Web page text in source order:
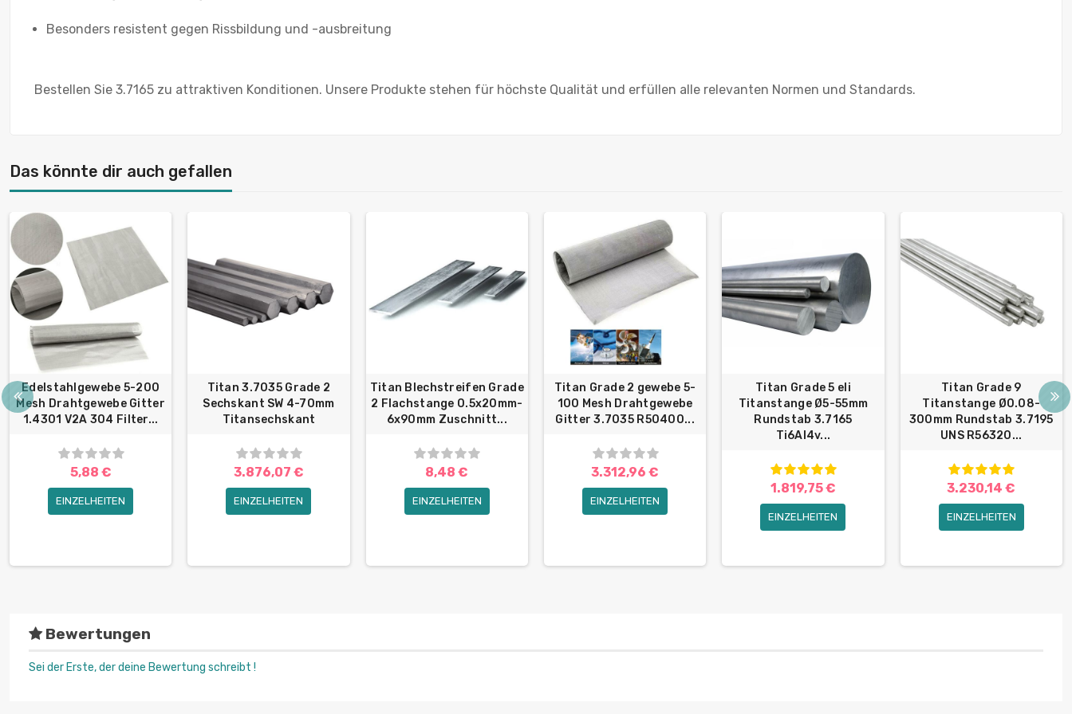
Besonders resistent gegen Rissbildung und -ausbreitung
Bestellen Sie 3.7165 zu attraktiven Konditionen. Unsere Produkte stehen für höchste Qualität und erfüllen alle relevanten Normen und Standards.
Das könnte dir auch gefallen
Edelstahlgewebe 5-200
Mesh Drahtgewebe Gitter
1.4301 V2A 304 Filter...
5,88 €
EINZELHEITEN
Titan 3.7035 Grade 2
Sechskant SW 4-70mm
Titansechskant
3.876,07 €
EINZELHEITEN
Titan Blechstreifen Grade
2 Flachstange 0.5x20mm-
6x90mm Zuschnitt...
8,48 €
EINZELHEITEN
Titan Grade 2 gewebe 5-
100 Mesh Drahtgewebe
Gitter 3.7035 R50400...
3.312,96 €
EINZELHEITEN
Titan Grade 5 eli
Titanstange Ø5-55mm
Rundstab 3.7165
Ti6Al4v...
1.819,75 €
EINZELHEITEN
Titan Grade 9
Titanstange Ø0.08-
300mm Rundstab 3.7195
UNS R56320...
3.230,14 €
EINZELHEITEN
Bewertungen
Sei der Erste, der deine Bewertung schreibt !